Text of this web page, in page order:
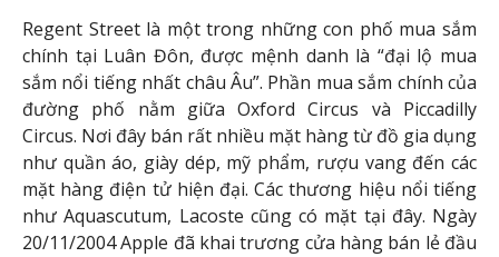
Regent Street là một trong những con phố mua sắm
chính tại Luân Đôn, được mệnh danh là “đại lộ mua
sắm nổi tiếng nhất châu Âu”. Phần mua sắm chính của
đường phố nằm giữa Oxford Circus và Piccadilly
Circus. Nơi đây bán rất nhiều mặt hàng từ đồ gia dụng
như quần áo, giày dép, mỹ phẩm, rượu vang đến các
mặt hàng điện tử hiện đại. Các thương hiệu nổi tiếng
như Aquascutum, Lacoste cũng có mặt tại đây. Ngày
20/11/2004 Apple đã khai trương cửa hàng bán lẻ đầu